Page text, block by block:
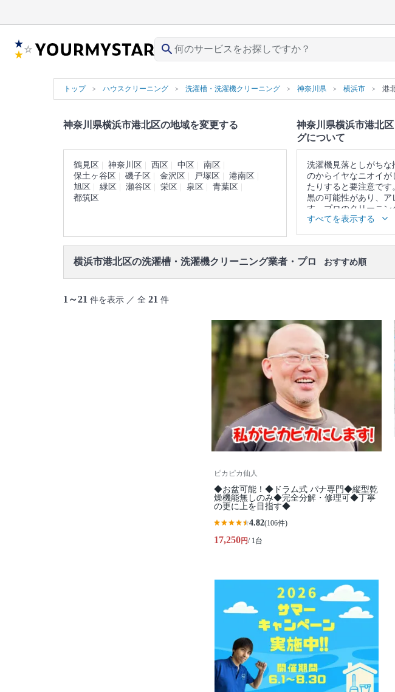
search
トップ ハウスクリーニング 洗濯槽・洗濯機クリーニング 神奈川県 横浜市 港
神奈川県横浜市港北区の地域を変更する
鶴見区 神奈川区 西区 中区
南区
保土ヶ谷区
磯子区 金沢区 戸塚区
港南区
旭区
緑区 瀬谷区 栄区 泉区
青葉区
都筑区
神奈川県横浜市港北
グについて
洗濯機見落としがちな
のからイヤなニオイ
たりすると要注意で
黒の可能性があり、ア
す。プロのクリーニン
を分解し、まるごと徹
▼表示価格に含まれる
の作業範囲
洗濯槽 / 洗濯機本体の
すべてを表示する
横浜市港北区の洗濯槽・洗濯機クリーニング業者・プロ おすすめ順
1～21 件を表示 ／ 全 21 件
ピカピカ仙人
◆お盆可能！◆ドラム式 パナ専門◆縦型乾
燥機能無しのみ◆完全分解・修理可◆丁寧
の更に上を目指す◆
4.82(106件)
17,250円/ 1台